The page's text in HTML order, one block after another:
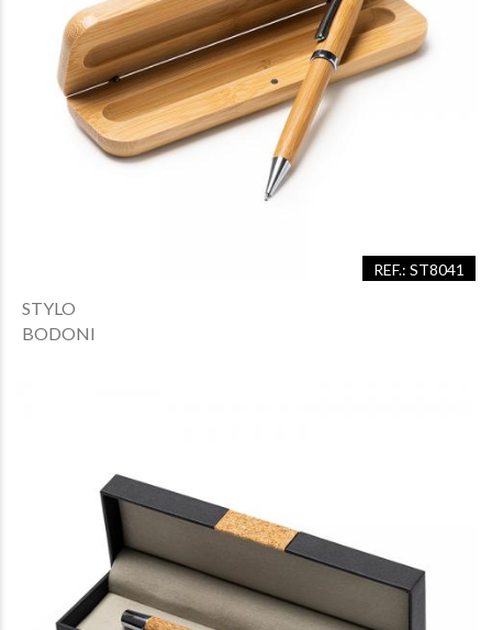
REF.: ST8041
STYLO
BODONI